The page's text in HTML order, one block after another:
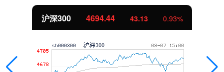
沪深300 4694.44 43.13 0.93%